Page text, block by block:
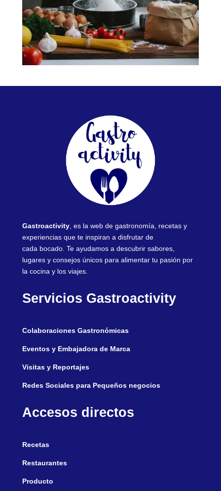
Gastroactivity, es la web de gastronomía, recetas y
experiencias que te inspiran a disfrutar de
cada bocado. Te ayudamos a descubrir sabores,
lugares y consejos únicos para alimentar tu pasión por
la cocina y los viajes.
Servicios Gastroactivity
Colaboraciones Gastronómicas
Eventos y Embajadora de Marca
Visitas y Reportajes
Redes Sociales para Pequeños negocios
Accesos directos
Recetas
Restaurantes
Producto